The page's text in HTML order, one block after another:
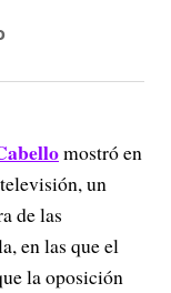
mostró en
un
de las
en las que el
la oposición